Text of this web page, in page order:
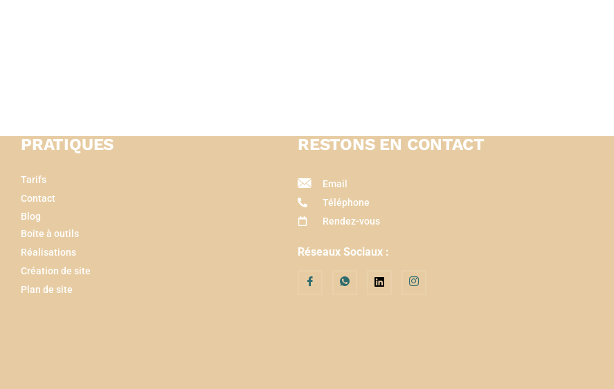
PRATIQUES
Tarifs
Contact
Blog
Boite à outils
Réalisations
Création de site
Plan de site
RESTONS EN CONTACT
Email
Téléphone
Rendez-vous
Réseaux Sociaux :